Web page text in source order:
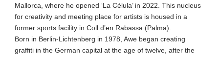
Mallorca, where he opened ‘La Célula’ in 2022. This nucleus
for creativity and meeting place for artists is housed in a
former sports facility in Coll d’en Rabassa (Palma).
Born in Berlin-Lichtenberg in 1978, Awe began creating
graffiti in the German capital at the age of twelve, after the